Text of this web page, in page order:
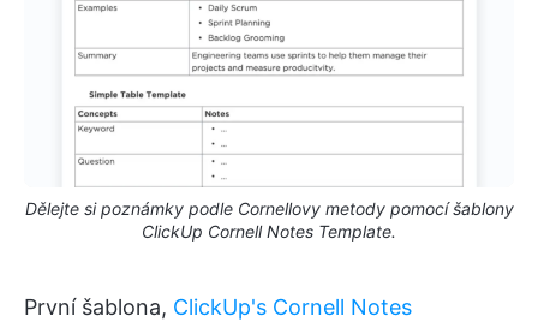
Dělejte si poznámky podle Cornellovy metody pomocí šablony
ClickUp Cornell Notes Template.
První šablona, ClickUp's Cornell Notes